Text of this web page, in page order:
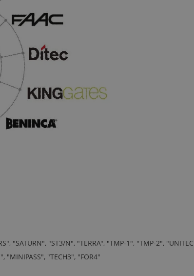
"SATURN", "ST3/N", "TERRA", "TMP-1", "TMP-2",
"MINIPASS", "TECH3", "FOR4"